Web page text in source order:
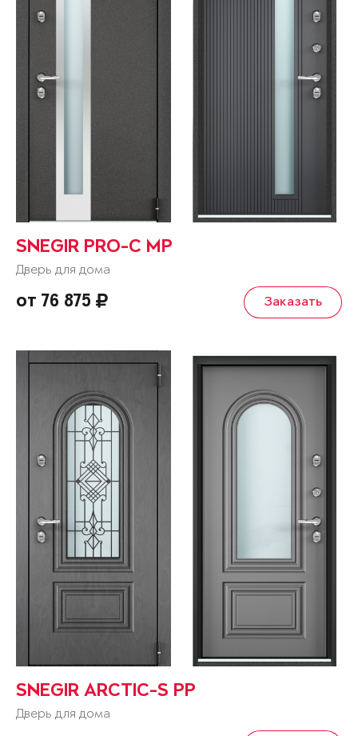
SNEGIR PRO-C MP
Дверь для дома
от 76 875 Заказать
SNEGIR ARCTIC-S PP
Дверь для дома